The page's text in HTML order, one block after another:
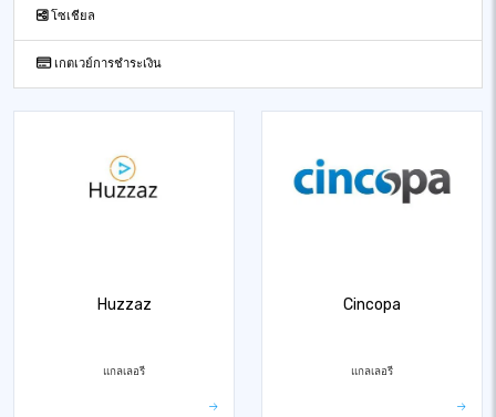
โซเชียล
เกตเวย์การชำระเงิน
Huzzaz
แกลเลอรี
Cincopa
แกลเลอรี